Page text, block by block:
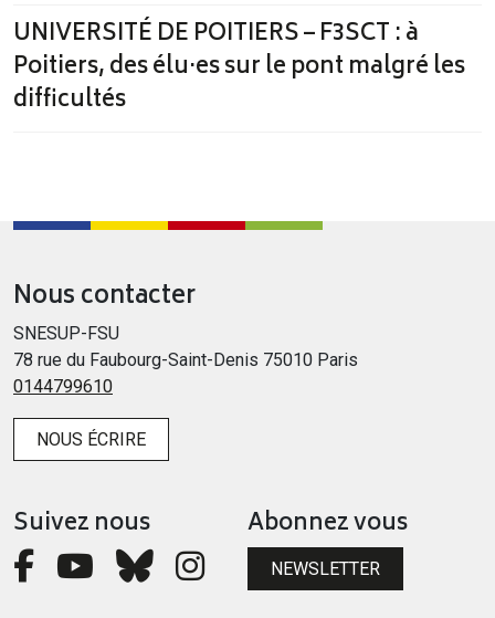
UNIVERSITÉ DE POITIERS – F3SCT : à
Poitiers, des élu·es sur le pont malgré les
difficultés
Nous contacter
SNESUP-FSU
78 rue du Faubourg-Saint-Denis 75010 Paris
0144799610
NOUS ÉCRIRE
Suivez nous Abonnez vous
NEWSLETTER